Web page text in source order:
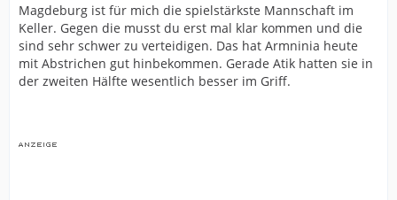
Magdeburg ist für mich die spielstärkste Mannschaft im
Keller. Gegen die musst du erst mal klar kommen und die
sind sehr schwer zu verteidigen. Das hat Armninia heute
mit Abstrichen gut hinbekommen. Gerade Atik hatten sie in
der zweiten Hälfte wesentlich besser im Griff.